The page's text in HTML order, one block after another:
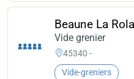
Beaune La
Vide grenier
45340 -
Vide-greniers